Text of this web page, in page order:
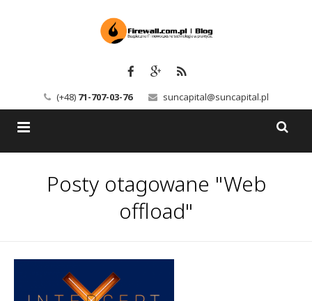
(+48) 71-707-03-76 suncapital@suncapital.pl
Backup-Solutions
Kerio
Serwery pocztowe
Usługi
Szkolenia
Kontakt
Posty otagowane "Web
offload"